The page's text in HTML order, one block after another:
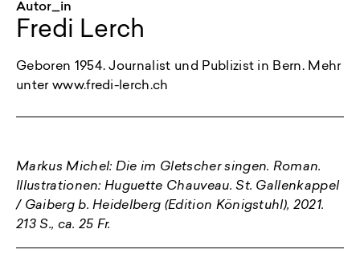
Autor_in
Fredi Lerch
Geboren 1954. Journalist und Publizist in Bern. Mehr
unter www.fredi-lerch.ch
Markus Michel: Die im Gletscher singen. Roman.
Illustrationen: Huguette Chauveau. St. Gallenkappel
/ Gaiberg b. Heidelberg (Edition Königstuhl), 2021.
213 S., ca. 25 Fr.